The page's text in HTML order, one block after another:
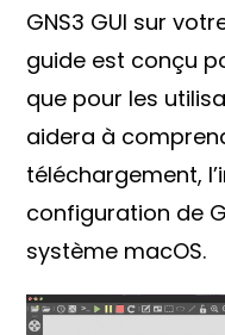
GNS3 GUI sur
guide est conçu
que pour les
aidera à
téléchargement,
configuration de
système macOS.